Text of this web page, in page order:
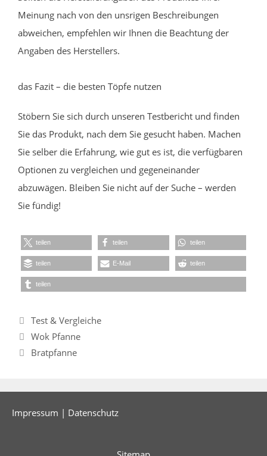
Meinung nach von den unsrigen Beschreibungen
abweichen, empfehlen wir Ihnen die Beachtung der
Angaben des Herstellers.
das Fazit – die besten Töpfe nutzen
Stöbern Sie sich durch unseren Testbericht und finden
Sie das Produkt, nach dem Sie gesucht haben. Machen
Sie selber die Erfahrung, wie gut es ist, die verfügbaren
Optionen zu vergleichen und gegeneinander
abzuwägen. Bleiben Sie nicht auf der Suche – werden
Sie fündig!
teilen teilen teilen
teilen E-Mail teilen
teilen
Kategorien
Test & Vergleiche
Wok Pfanne
Bratpfanne
Impressum | Datenschutz